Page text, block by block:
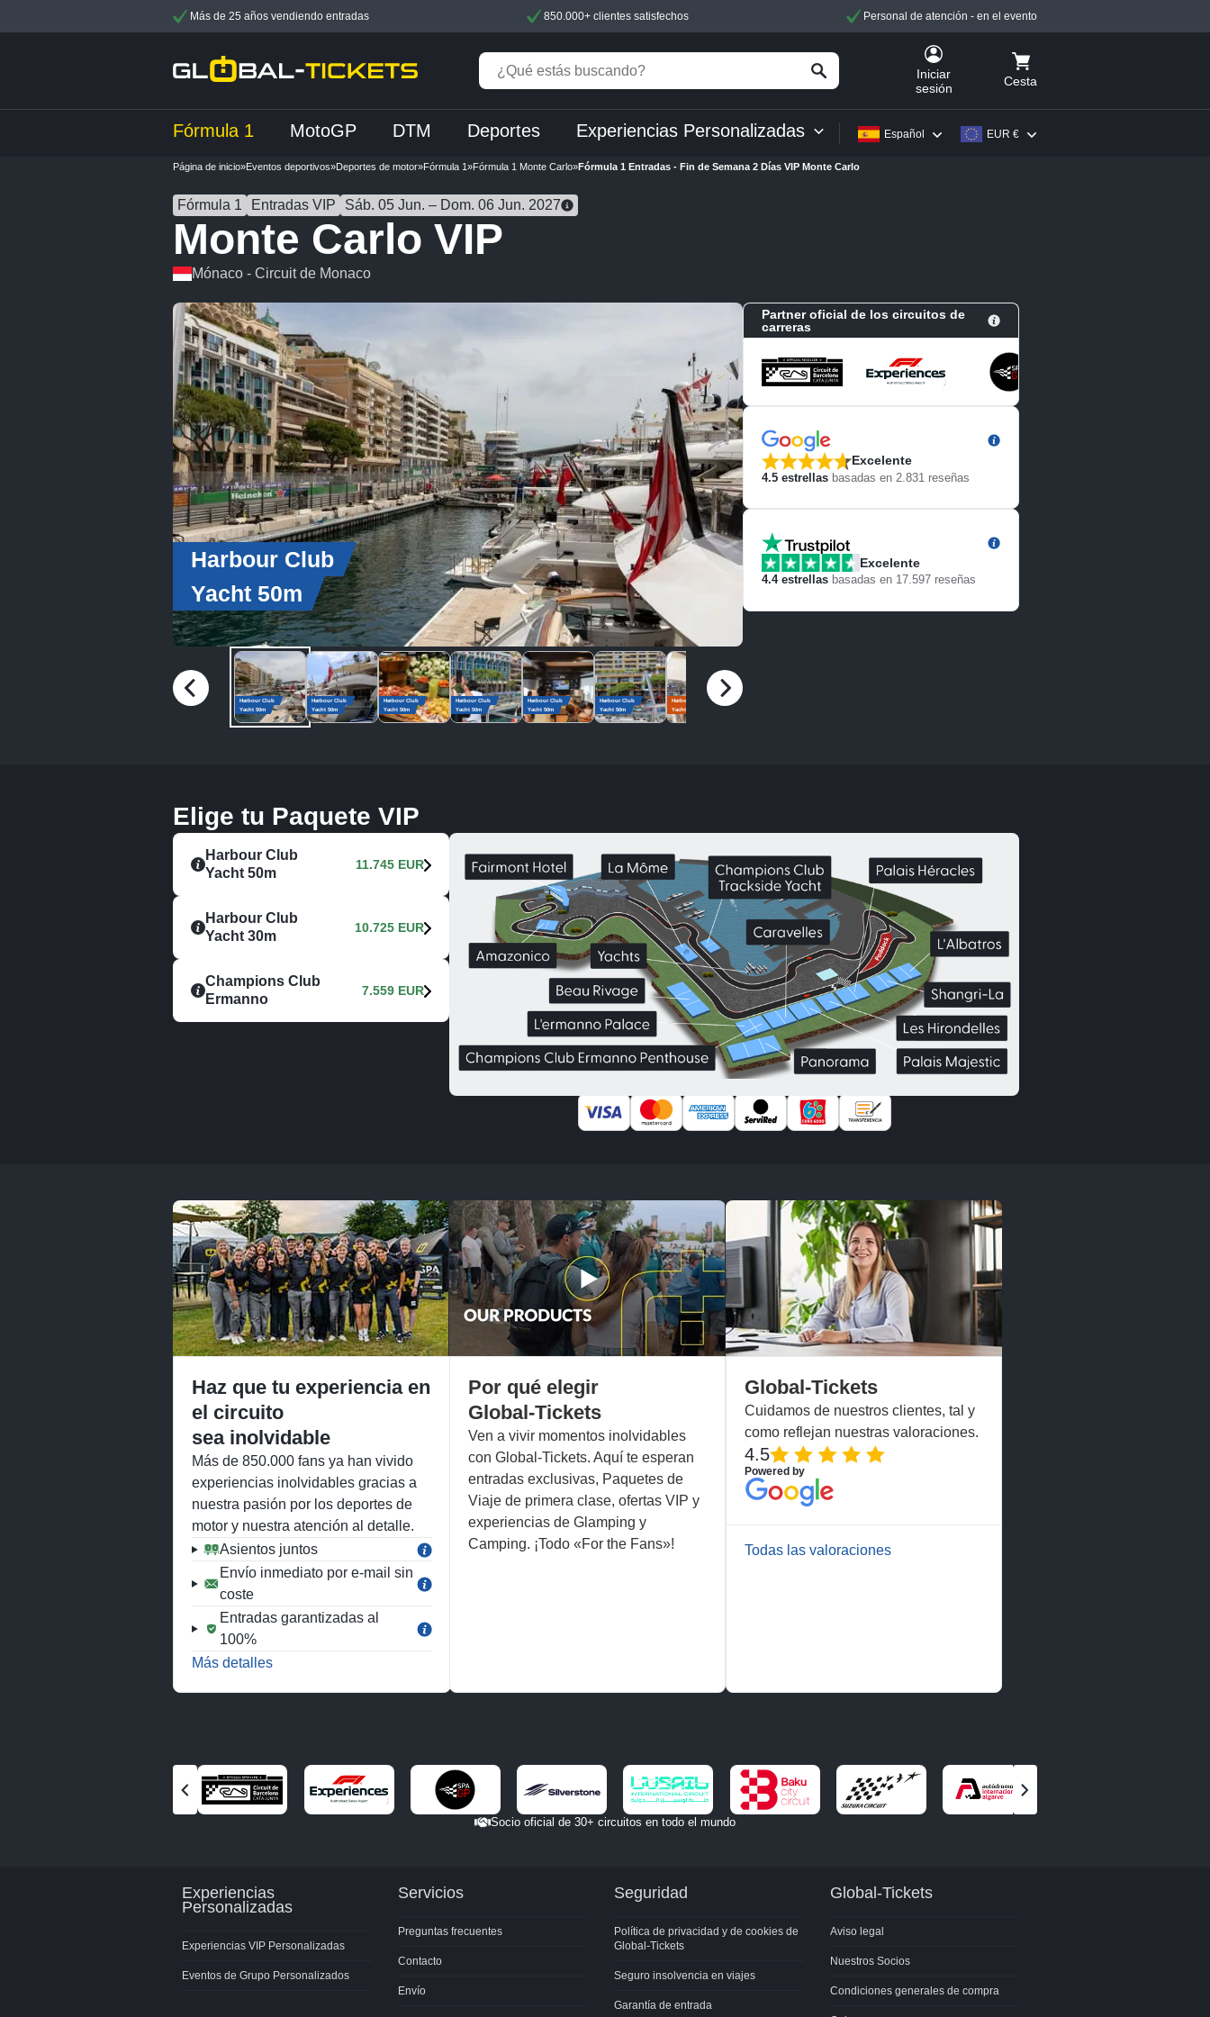
Más de 25 años vendiendo entradas 850.000+ clientes satisfechos Personal de atención - en el evento
Iniciar
sesión
Cesta
Fórmula 1 MotoGP DTM Deportes Experiencias Personalizadas EUR €
Español
Página de inicio»Eventos deportivos»Deportes de motor»Fórmula 1»Fórmula 1 Monte Carlo»Fórmula 1 Entradas - Fin de Semana 2 Días VIP Monte Carlo
Fórmula 1 Entradas VIP Sáb. 05 Jun. – Dom. 06 Jun. 2027
Monte Carlo VIP
Mónaco - Circuit de Monaco
Harbour Club
Yacht 50m
Harbour Club
Yacht 50m
Harbour Club
Yacht 50m
Harbour Club
Yacht 50m
Harbour Club
Yacht 50m
Harbour Club
Yacht 50m
Harbour Club
Yacht 50m
Harbour Club
Yacht 30m
Partner oficial de los circuitos de
carreras
Excelente
4.5 estrellas basadas en 2.831 reseñas
Excelente
4.4estrellas basadas en 17.597 reseñas
Elige tu Paquete VIP
Harbour Club
Yacht 50m
11.745 EUR
Harbour Club
Yacht 30m
10.725 EUR
Champions Club
Ermanno
7.559 EUR
Haz que tu experiencia en
el circuito
sea inolvidable
Más de 850.000 fans ya han vivido
experiencias inolvidables gracias a
nuestra pasión por los deportes de
motor y nuestra atención al detalle.
Asientos juntos
Envío inmediato por e-mail sin
coste
Entradas garantizadas al
100%
Más detalles
Por qué elegir
Global-Tickets
Ven a vivir momentos inolvidables
con Global-Tickets. Aquí te esperan
entradas exclusivas, Paquetes de
Viaje de primera clase, ofertas VIP y
experiencias de Glamping y
Camping. ¡Todo «For the Fans»!
Global-Tickets
Cuidamos de nuestros clientes, tal y
como reflejan nuestras valoraciones.
4.5
Powered by
Todas las valoraciones
Ver
Ver
Socio oficial de 30+ circuitos en todo el mundo
Experiencias
Personalizadas
Experiencias VIP Personalizadas
Eventos de Grupo Personalizados
Servicios
Preguntas frecuentes
Contacto
Envío
Seguridad
Política de privacidad y de cookies de
Global-Tickets
Seguro insolvencia en viajes
Garantía de entrada
Global-Tickets
Aviso legal
Nuestros Socios
Condiciones generales de compra